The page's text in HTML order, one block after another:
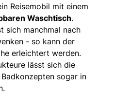
Reisemobil mit einem
Waschtisch.
sich manchmal nach
- so kann der
erleichtert werden.
lässt sich die
sogar in